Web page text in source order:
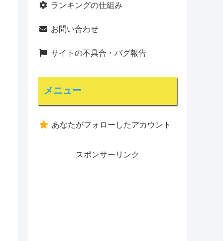
ランキングの仕組み
お問い合わせ
サイトの不具合・バグ報告
メニュー
あなたがフォローしたアカウント
スポンサーリンク